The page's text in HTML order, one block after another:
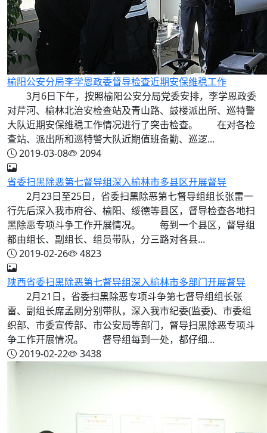
榆阳公安分局李学恩政委督导检查近期安保维稳工作
3月6日下午，按照榆阳公安分局党委安排，李学恩政委
对芹河、榆林北治安检查站及青山路、鼓楼派出所、巡特警
大队近期安保维稳工作情况进行了突击检查。 在对各检
查站、派出所和巡特警大队近期值班备勤、巡逻...
2019-03-08
2094
省委扫黑除恶第七督导组深入榆林市多县区开展督导
2月23日至25日，省委扫黑除恶第七督导组组长张雷一
行先后深入我市府谷、榆阳、绥德等县区，督导检查各地扫
黑除恶专项斗争工作开展情况。 每到一个县区，督导组
都由组长、副组长、组员带队，分三路对各县...
2019-02-26
4823
陕西省委扫黑除恶第七督导组深入榆林市多部门开展督导
2月21日，省委扫黑除恶专项斗争第七督导组组长张
雷、副组长席孟刚分别带队，深入我市纪委(监委)、市委组
织部、市委宣传部、市公安局等部门，督导扫黑除恶专项斗
争工作开展情况。 督导组每到一处，都仔细...
2019-02-22
3438